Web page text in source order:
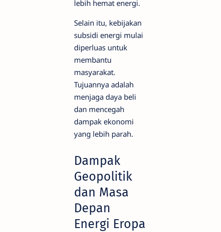
lebih hemat energi.
Selain itu, kebijakan
subsidi energi mulai
diperluas untuk
membantu
masyarakat.
Tujuannya adalah
menjaga daya beli
dan mencegah
dampak ekonomi
yang lebih parah.
Dampak
Geopolitik
dan Masa
Depan
Energi Eropa